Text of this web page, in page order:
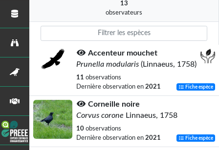
13
observateurs
Accenteur mouchet
Prunella modularis (Linnaeus, 1758)
11 observations
Dernière observation en 2021 Fiche espèce
Corneille noire
Corvus corone Linnaeus, 1758
10 observations
Dernière observation en 2021 Fiche espèce